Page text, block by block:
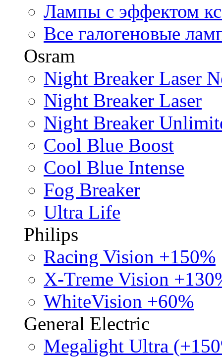
Лампы с эффектом
Все галогеновые
Osram
Night Breaker Laser
Night Breaker Laser
Night Breaker
Cool Blue Boost
Cool Blue Intense
Fog Breaker
Ultra Life
Philips
Racing Vision +150%
X-Treme Vision
WhiteVision +60%
General Electric
Megalight Ultra